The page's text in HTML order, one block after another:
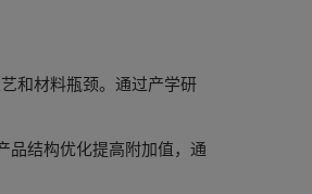
和材料瓶颈。通过产学研
品结构优化提高附加值，通